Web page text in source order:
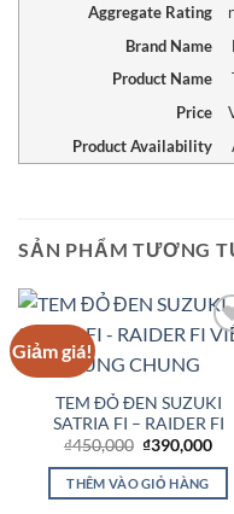
Aggregate Rating
Brand Name
Product Name
Price
Product Availability
SẢN PHẨM TƯƠNG
Giảm giá!
Add
TEM ĐỎ ĐEN SUZUKI
SATRIA FI – RAIDER FI
₫450,000 Giá
là:
₫450,000.
₫390,000Giá
tại
THÊM VÀO GIỎ HÀNG